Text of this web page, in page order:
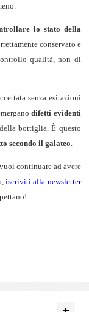
lo stato della
conservato e
qualità, non di
senza esitazioni
difetti evidenti
bottiglia. È questo
secondo il galateo
continuare ad avere
iscriviti alla newsletter